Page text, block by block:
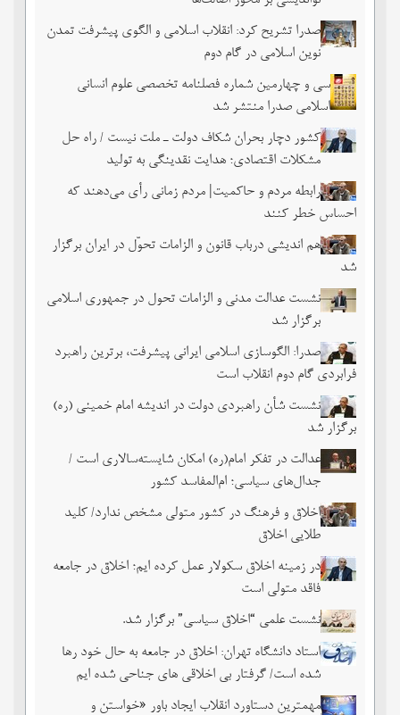
صدرا تشریح کرد: انقلاب اسلامی و الگوی پیشرفت تمدن
نوین اسلامی در گام دوم
سی و چهارمین شماره فصلنامه تخصصی علوم انسانی
اسلامی صدرا منتشر شد
کشور دچار بحران شکاف دولت ـ ملت نیست / راه حل
مشکلات اقتصادی؛ هدایت نقدینگی به تولید
رابطه مردم و حاکمیت| مردم زمانی رأی می‌دهند که
احساس خطر ‌کنند
هم اندیشی درباب قانون و الزامات تحوّل در ایران برگزار
شد
نشست عدالت مدنی و الزامات تحول در جمهوری اسلامی
برگزار شد
صدرا: الگوسازی اسلامی ایرانی پیشرفت، برترین راهبرد
فرابردی گام دوم انقلاب است
نشست شأن راهبردی دولت در اندیشه امام خمینی (ره)
برگزار شد
عدالت در تفکر امام(ره) امکان شایسته‌سالاری است /
جدال‌های سیاسی؛ ام‌المفاسد کشور
اخلاق و فرهنگ در کشور متولی مشخص ندارد/ کلید
طلایی اخلاق
در زمینه اخلاق سکولار عمل کرده ایم؛ اخلاق در جامعه
فاقد متولی است
نشست علمی “اخلاق سیاسی” برگزار شد.
استاد دانشگاه تهران: اخلاق در جامعه به حال خود رها
شده است/ گرفتار بی اخلاقی های جناحی شده ایم
مهمترین دستاورد انقلاب ایجاد باور «خواستن و